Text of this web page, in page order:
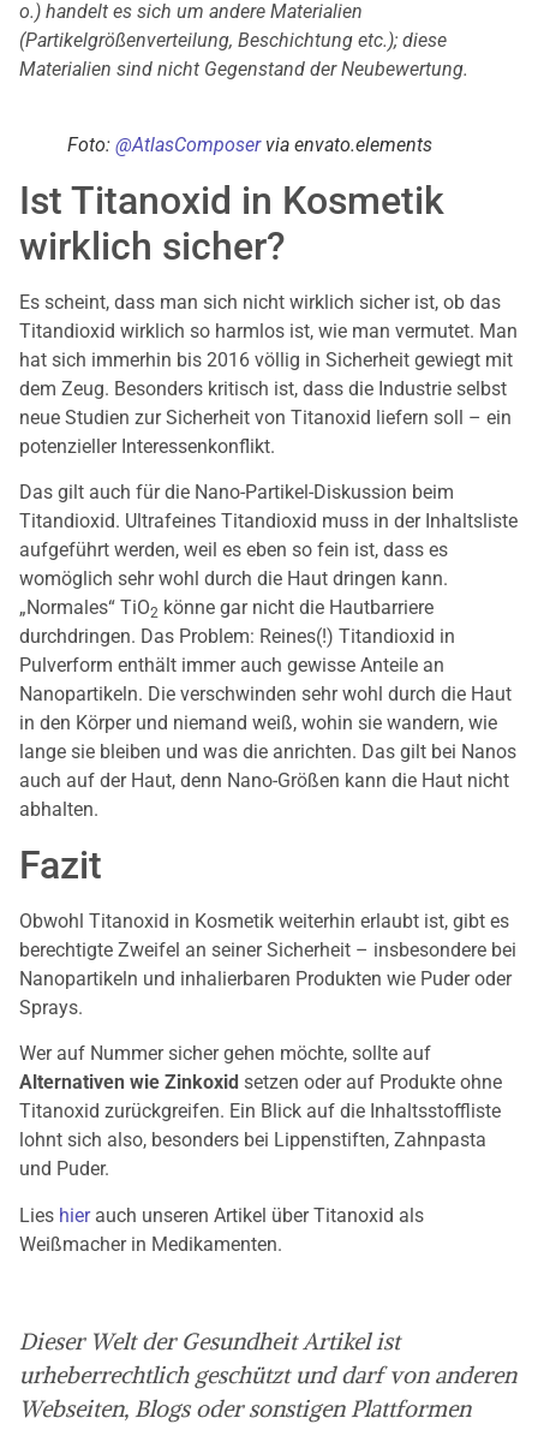
o.) handelt es sich um andere Materialien
(Partikelgrößenverteilung, Beschichtung etc.); diese
Materialien sind nicht Gegenstand der Neubewertung.
Foto: @AtlasComposer via envato.elements
Ist Titanoxid in Kosmetik
wirklich sicher?
Es scheint, dass man sich nicht wirklich sicher ist, ob das
Titandioxid wirklich so harmlos ist, wie man vermutet. Man
hat sich immerhin bis 2016 völlig in Sicherheit gewiegt mit
dem Zeug. Besonders kritisch ist, dass die Industrie selbst
neue Studien zur Sicherheit von Titanoxid liefern soll – ein
potenzieller Interessenkonflikt.
Das gilt auch für die Nano-Partikel-Diskussion beim
Titandioxid. Ultrafeines Titandioxid muss in der Inhaltsliste
aufgeführt werden, weil es eben so fein ist, dass es
womöglich sehr wohl durch die Haut dringen kann.
„Normales“ TiO2 könne gar nicht die Hautbarriere
durchdringen. Das Problem: Reines(!) Titandioxid in
Pulverform enthält immer auch gewisse Anteile an
Nanopartikeln. Die verschwinden sehr wohl durch die Haut
in den Körper und niemand weiß, wohin sie wandern, wie
lange sie bleiben und was die anrichten. Das gilt bei Nanos
auch auf der Haut, denn Nano-Größen kann die Haut nicht
abhalten.
Fazit
Obwohl Titanoxid in Kosmetik weiterhin erlaubt ist, gibt es
berechtigte Zweifel an seiner Sicherheit – insbesondere bei
Nanopartikeln und inhalierbaren Produkten wie Puder oder
Sprays.
Wer auf Nummer sicher gehen möchte, sollte auf
Alternativen wie Zinkoxid setzen oder auf Produkte ohne
Titanoxid zurückgreifen. Ein Blick auf die Inhaltsstoffliste
lohnt sich also, besonders bei Lippenstiften, Zahnpasta
und Puder.
Lies hierauch unseren Artikel über Titanoxid als
Weißmacher in Medikamenten.
Dieser Welt der Gesundheit Artikel ist
urheberrechtlich geschützt und darf von anderen
Webseiten, Blogs oder sonstigen Plattformen